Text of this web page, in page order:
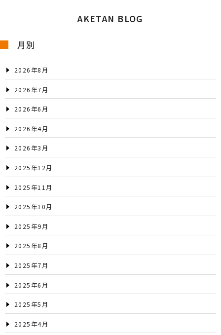
AKETAN BLOG
月別
2026年8月
2026年7月
2026年6月
2026年4月
2026年3月
2025年12月
2025年11月
2025年10月
2025年9月
2025年8月
2025年7月
2025年6月
2025年5月
2025年4月